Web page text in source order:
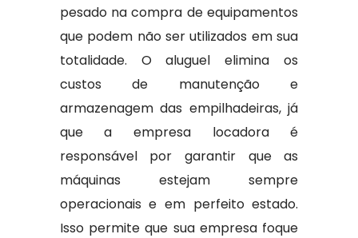
pesado na compra de equipamentos
que podem não ser utilizados em sua
totalidade. O aluguel elimina os
custos de manutenção e
armazenagem das empilhadeiras, já
que a empresa locadora é
responsável por garantir que as
máquinas estejam sempre
operacionais e em perfeito estado.
Isso permite que sua empresa foque